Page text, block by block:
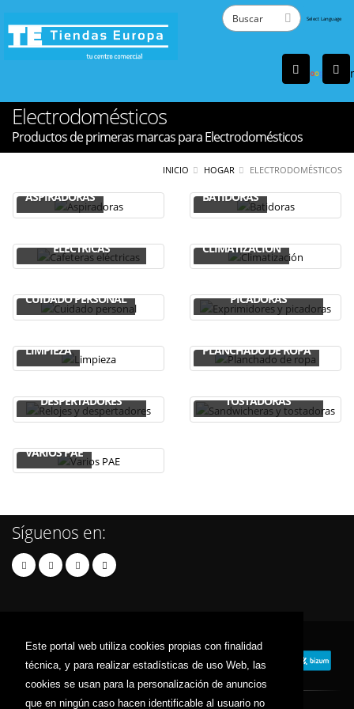
Este portal web utiliza cookies propias con finalidad
técnica, y para realizar estadísticas de uso Web, las
cookies se usan para la personalización de anuncios
que en ningún caso hacen identificable al usuario no
by
Electrodomésticos
Productos de primeras marcas para Electrodomésticos
INICIO HOGAR ELECTRODOMÉSTICOS
ASPIRADORAS BATIDORAS
ELÉCTRICAS
CLIMATIZACIÓN
CUIDADO PERSONAL
PICADORAS
LIMPIEZA PLANCHADO DE ROPA
DESPERTADORES
TOSTADORAS
VARIOS PAE
Síguenos en: